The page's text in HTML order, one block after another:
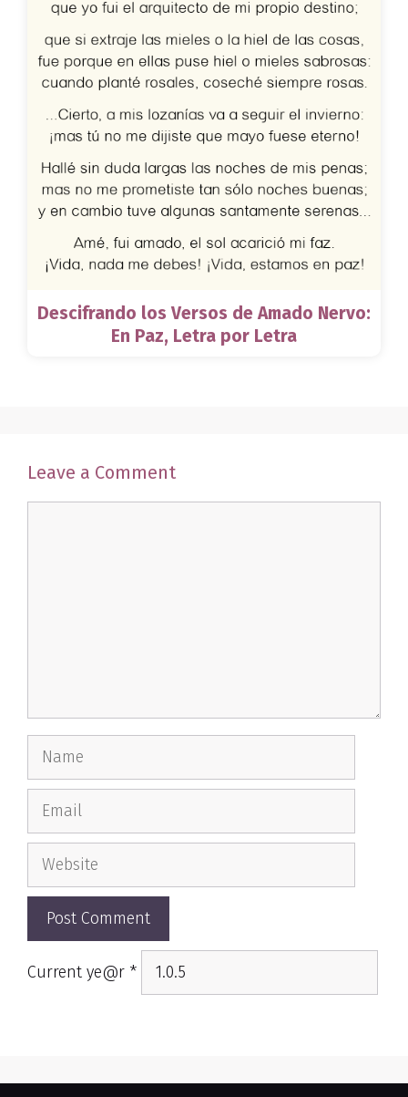
Descifrando los Versos de Amado Nervo:
En Paz, Letra por Letra
Leave a Comment
Name
Email
Website
Current ye@r *